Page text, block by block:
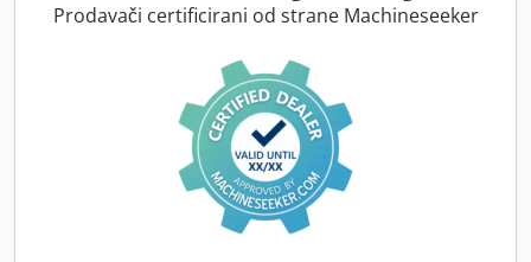
Prodavači certificirani od strane Machineseeker